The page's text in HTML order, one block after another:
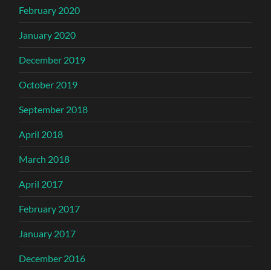
February 2020
January 2020
December 2019
October 2019
September 2018
April 2018
March 2018
April 2017
February 2017
January 2017
December 2016